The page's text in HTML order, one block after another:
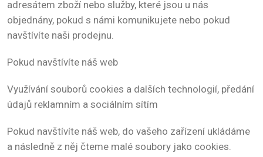
adresátem zboží nebo služby, které jsou u nás
objednány, pokud s námi komunikujete nebo pokud
navštívíte naši prodejnu.
Pokud navštívíte náš web
Využívání souborů cookies a dalších technologií, předání
údajů reklamním a sociálním sítím
Pokud navštívíte náš web, do vašeho zařízení ukládáme
a následně z něj čteme malé soubory jako cookies.